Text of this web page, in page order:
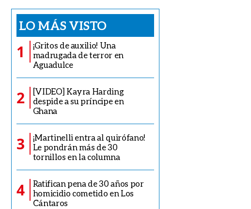
LO MÁS VISTO
1
¡Gritos de auxilio! Una
madrugada de terror en
Aguadulce
2
[VIDEO] Kayra Harding
despide a su príncipe en
Ghana
3
¡Martinelli entra al quirófano!
Le pondrán más de 30
tornillos en la columna
4
Ratifican pena de 30 años por
homicidio cometido en Los
Cántaros